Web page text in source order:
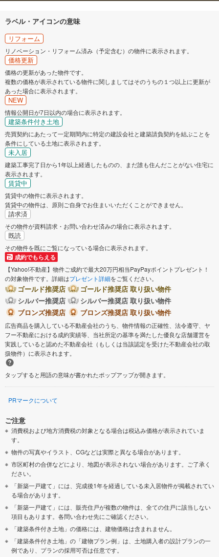
ラベル・アイコンの意味
リフォーム
リノベーション・リフォーム済み（予定含む）の物件に表示されます。
価格更新
価格の更新があった物件です。
複数の価格が表示されている物件に関しましてはそのうちの１つ以上に更新が
あった場合に表示されます。
NEW
情報公開日が7日以内の場合に表示されます。
建築条件付き土地
売買契約にあたって一定期間内に特定の建設会社と建築請負契約を結ぶことを
条件にしている土地に表示されます。
未入居
建築工事完了日から1年以上経過したものの、まだ誰も住んだことがない住宅に
表示されます。
賃貸中
賃貸中の物件に表示されます。
賃貸中の物件は、原則ご自身でお住まいいただくことができません。
請求済
その物件が資料請求・お問い合わせ済みの場合に表示されます。
既読
その物件を既にご覧になっている場合に表示されます。
成約でもらえる
【Yahoo!不動産】物件ご成約で最大20万円相当PayPayポイントプレゼント！
の対象物件です。詳細はプレゼント詳細をご覧ください。
ゴールド推奨店
ゴールド推奨店 取り扱い物件
シルバー推奨店
シルバー推奨店 取り扱い物件
ブロンズ推奨店
ブロンズ推奨店 取り扱い物件
広告商品を購入している不動産会社のうち、物件情報の正確性、法令遵守、ヤ
フー不動産における成約実績等、当社所定の基準を満たした優良な店舗運営を
実践していると認めた不動産会社（もしくは当該認定を受けた不動産会社の取
扱物件）に表示されます。
タップすると用語の意味が書かれたポップアップが開きます。
PRマークについて
ご注意
消費税および地方消費税の対象となる場合は税込み価格が表示されていま
す。
物件の写真やイラスト、CGなどは実際と異なる場合があります。
市区町村の合併などにより、地図が表示されない場合があります。ご了承く
ださい。
「新築一戸建て」には、完成後1年を経過している未入居物件が掲載されてい
る場合があります。
「新築一戸建て」には、販売住戸が複数の物件は、全ての住戸に該当しない
項目もあります。各問い合わせ先にご確認ください。
「建築条件付き土地」の価格には、建物価格は含まれません。
「建築条件付き土地」の「建物プラン例」は、土地購入者の設計プランの一
例であり、プランの採用可否は任意です。